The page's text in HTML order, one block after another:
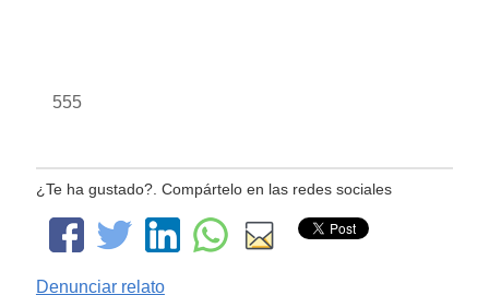
555
¿Te ha gustado?. Compártelo en las redes sociales
Denunciar relato